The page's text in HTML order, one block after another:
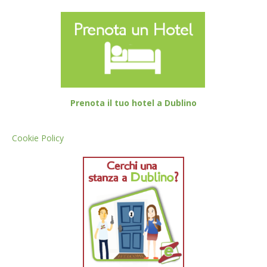
Prenota il tuo hotel a Dublino
Cookie Policy